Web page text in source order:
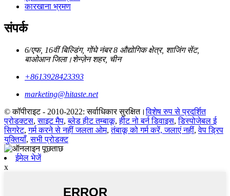
कारखाना भ्रमण
संपर्क
6/एफ, 16वीं बिल्डिंग, गोंघे नंबर 8 औद्योगिक क्षेत्र, शाजिंग सेंट,
बाओआन जिला।शेन्ज़ेन शहर, चीन
+8613928423393
marketing@hitaste.net
© कॉपीराइट - 2010-2022: सर्वाधिकार सुरक्षित।विशेष रुप से प्रदर्शित
प्रोडक्टस,साइट मैप,ब्लेड हीट तम्बाकू,हीट नो बर्न डिवाइस,डिस्पोजेबल ई
सिगरेट,गर्म करने से नहीं जलता ओम,तंबाकू को गर्म करें, जलाएं नहीं,वेप ड्रिप
युक्तियाँ,सभी प्रोडक्ट
ईमेल भेजें
x